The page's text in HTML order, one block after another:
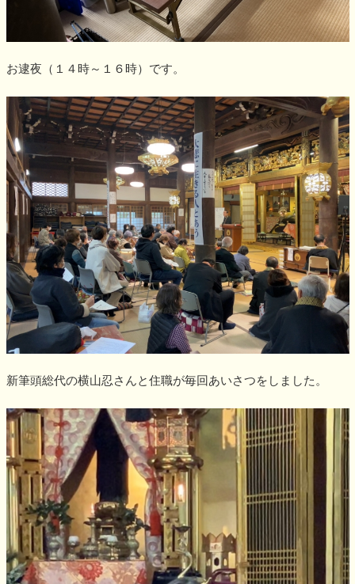
お逮夜（１４時～１６時）です。
新筆頭総代の横山忍さんと住職が毎回あいさつをしました。